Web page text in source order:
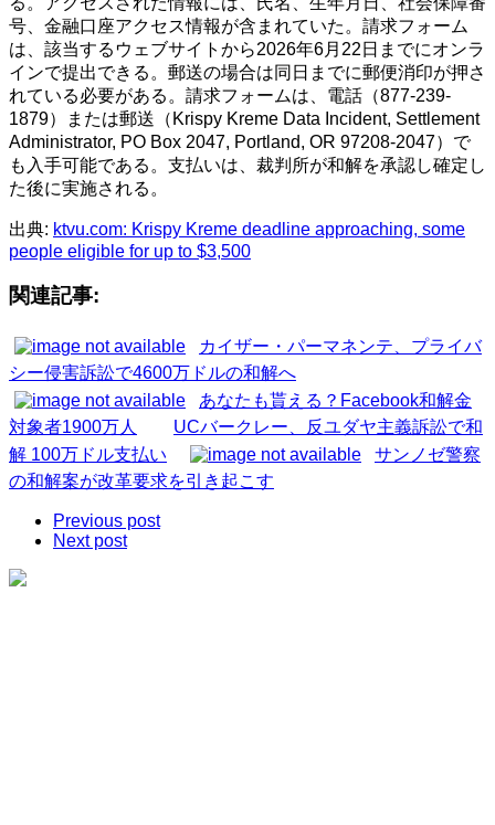
号、金融口座アクセス情報が含まれていた。請求フォーム
は、該当するウェブサイトから2026年6月22日までにオンラ
インで提出できる。郵送の場合は同日までに郵便消印が押さ
れている必要がある。請求フォームは、電話（877-239-
1879）または郵送（Krispy Kreme Data Incident, Settlement
Administrator, PO Box 2047, Portland, OR 97208-2047）で
も入手可能である。支払いは、裁判所が和解を承認し確定し
た後に実施される。
出典: ktvu.com: Krispy Kreme deadline approaching, some
people eligible for up to $3,500
関連記事:
カイザー・パーマネンテ、プライバ
シー侵害訴訟で4600万ドルの和解へ
あなたも貰える？Facebook和解金
対象者1900万人
UCバークレー、反ユダヤ主義訴訟で和
解 100万ドル支払い
サンノゼ警察
の和解案が改革要求を引き起こす
Previous post
Next post